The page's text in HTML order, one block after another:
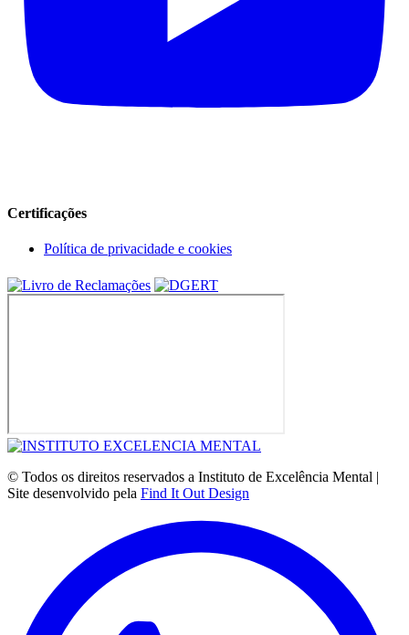
Certificações
Política de privacidade e cookies
© Todos os direitos reservados a Instituto de Excelência Mental |
Site desenvolvido pela Find It Out Design